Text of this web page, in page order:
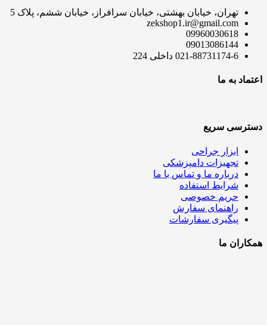
تهران، خیابان بهشتی، خیابان سرافراز، خیابان ششم، پلاک 5
zekshop1.ir@gmail.com
09960030618
09013086144
021-88731174-6 داخلی 224
اعتماد به ما
دسترسی سریع
ابزار جراحی
تجهیزات دامپزشکی
درباره ما و تماس با ما
شرایط استفاده
حریم خصوصی
راهنمای سفارش
پیگیری سفارشات
همکاران ما